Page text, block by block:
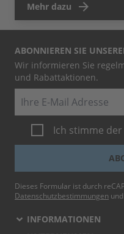
Mehr dazu
ABONNIEREN SIE
Wir informieren Sie
und Rabattaktionen.
Ich stimme der
Dieses Formular ist durch
Datenschutzbestimmungen und
INFORMATIONEN